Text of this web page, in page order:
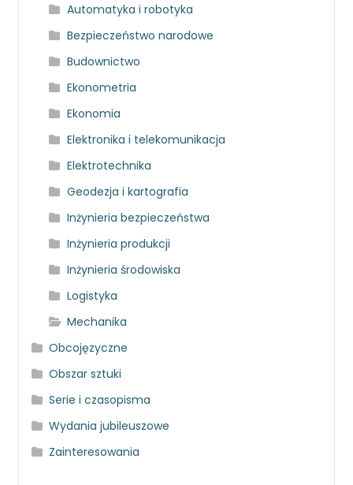
Automatyka i robotyka
Bezpieczeństwo narodowe
Budownictwo
Ekonometria
Ekonomia
Elektronika i telekomunikacja
Elektrotechnika
Geodezja i kartografia
Inżynieria bezpieczeństwa
Inżynieria produkcji
Inżynieria środowiska
Logistyka
Mechanika
Obcojęzyczne
Obszar sztuki
Serie i czasopisma
Wydania jubileuszowe
Zainteresowania